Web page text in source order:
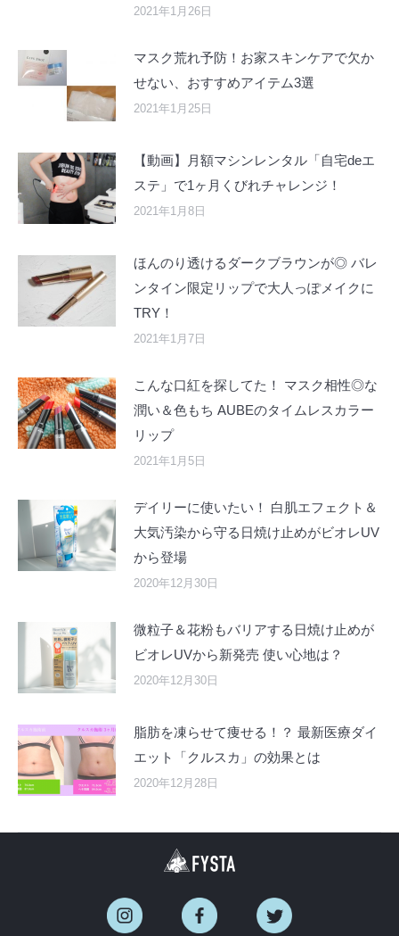
2021年1月26日
マスク荒れ予防！お家スキンケアで欠か
せない、おすすめアイテム3選
2021年1月25日
【動画】月額マシンレンタル「自宅deエ
ステ」で1ヶ月くびれチャレンジ！
2021年1月8日
ほんのり透けるダークブラウンが◎ バレ
ンタイン限定リップで大人っぽメイクに
TRY！
2021年1月7日
こんな口紅を探してた！ マスク相性◎な
潤い＆色もち AUBEのタイムレスカラー
リップ
2021年1月5日
デイリーに使いたい！ 白肌エフェクト＆
大気汚染から守る日焼け止めがビオレUV
から登場
2020年12月30日
微粒子＆花粉もバリアする日焼け止めが
ビオレUVから新発売 使い心地は？
2020年12月30日
脂肪を凍らせて痩せる！？ 最新医療ダイ
エット「クルスカ」の効果とは
2020年12月28日